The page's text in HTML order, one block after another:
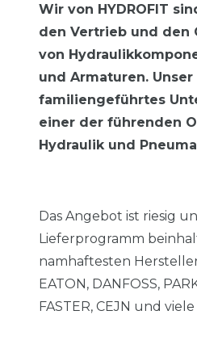
Wir von HYDROFIT
den Vertrieb und den
von
und Armaturen. Unser
familiengeführtes
einer der führenden
Hydraulik und
Das Angebot ist riesig
Lieferprogramm
namhaftesten
EATON, DANFOSS,
FASTER, CEJN und